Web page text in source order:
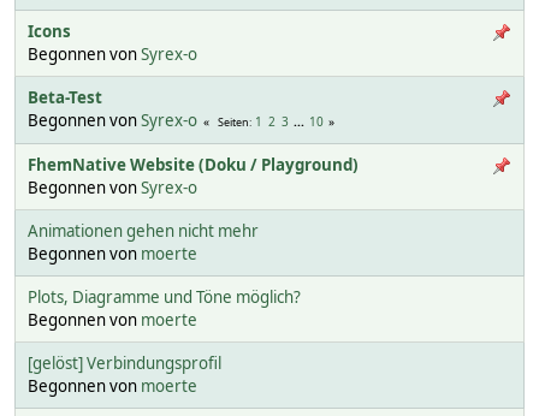
Icons
Begonnen vonSyrex-o
Beta-Test
Begonnen vonSyrex-o Seiten 1 2 3 ... 10
FhemNative Website (Doku / Playground)
Begonnen vonSyrex-o
Animationen gehen nicht mehr
Begonnen von moerte
Plots, Diagramme und Töne möglich?
Begonnen von moerte
[gelöst] Verbindungsprofil
Begonnen von moerte